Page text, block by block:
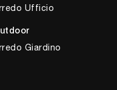
Ufficio
Giardino